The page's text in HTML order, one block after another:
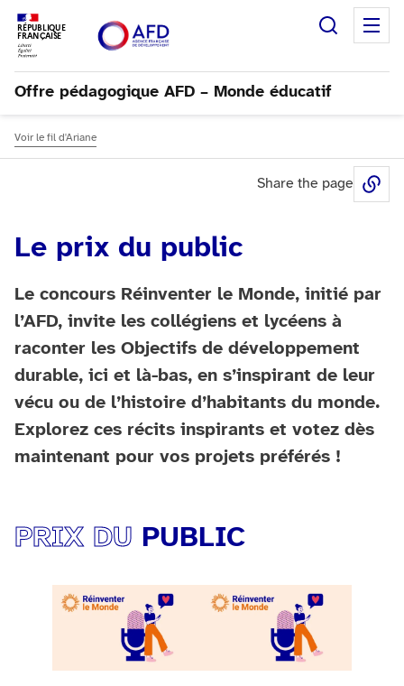
RÉPUBLIQUE
FRANÇAISE
Offre pédagogique AFD – Monde éducatif
Voir le fil d'Ariane
Share the page
Le prix du public
Le concours Réinventer le Monde, initié par
l’AFD, invite les collégiens et lycéens à
raconter les Objectifs de développement
durable, ici et là-bas, en s’inspirant de leur
vécu ou de l’histoire d’habitants du monde.
Explorez ces récits inspirants et votez dès
maintenant pour vos projets préférés !
PRIX DU PUBLIC